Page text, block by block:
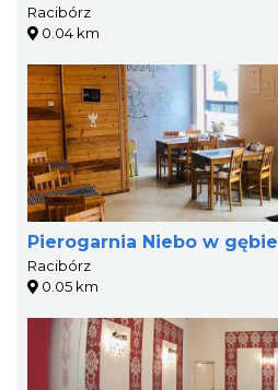
Racibórz
0.04 km
Pierogarnia Niebo w gębie
Racibórz
0.05 km